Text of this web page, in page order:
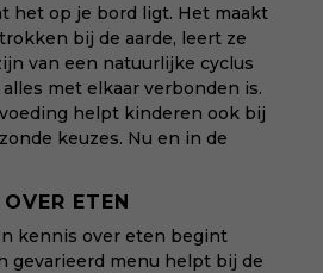
het op je bord ligt. Het maakt
bij de aarde, leert ze
van een natuurlijke cyclus
met elkaar verbonden is.
helpt kinderen ook bij
keuzes. Nu en in de
ETEN
kennis over eten begint
gevarieerd menu helpt bij de